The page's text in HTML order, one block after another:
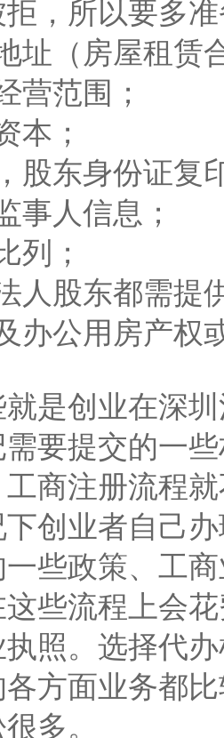
，所以要多
（房屋租赁
范围；
；
东身份证复
人信息；
；
股东都需提
公用房产权
创业在深圳
要提交的一
商注册流程
创业者自己
些政策、工
些流程上会
照。选择代
各方面业务都
多。